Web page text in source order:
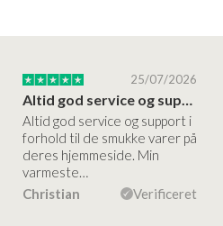
25/07/2026
Altid god service og support i forhold…
Altid god service og support i
forhold til de smukke varer på
deres hjemmeside. Min
varmeste…
Christian
Verificeret